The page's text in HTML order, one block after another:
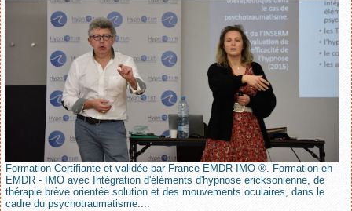
Formation Certifiante et validée par France EMDR IMO ®. Formation en
EMDR - IMO avec Intégration d'éléments d'hypnose ericksonienne, de
thérapie brève orientée solution et des mouvements oculaires, dans le
cadre du psychotraumatisme....